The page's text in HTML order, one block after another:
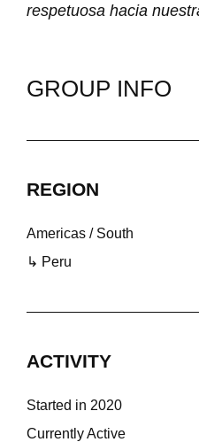
respetuosa hacia
GROUP INFO
REGION
Americas / South
↳ Peru
ACTIVITY
Started in 2020
Currently Active